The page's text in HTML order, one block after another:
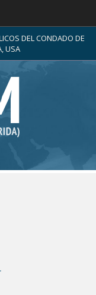
DEL CONDADO DE
USA